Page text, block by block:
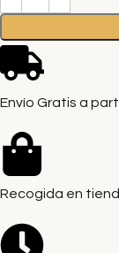
Envío Gratis a
Recogida en